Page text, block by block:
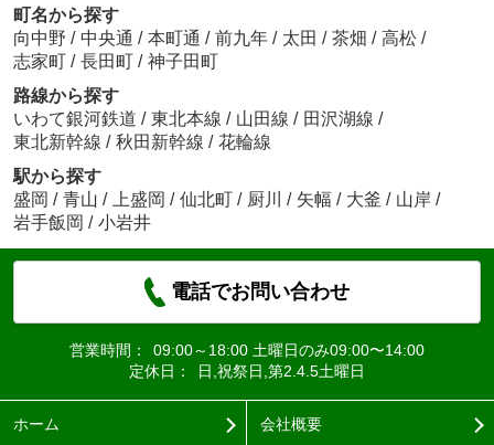
町名から探す
向中野 / 中央通 / 本町通 / 前九年 / 太田 / 茶畑 / 高松 /
志家町 / 長田町 / 神子田町
路線から探す
いわて銀河鉄道 / 東北本線 / 山田線 / 田沢湖線 /
東北新幹線 / 秋田新幹線 / 花輪線
駅から探す
盛岡 / 青山 / 上盛岡 / 仙北町 / 厨川 / 矢幅 / 大釜 / 山岸 /
岩手飯岡 / 小岩井
電話でお問い合わせ
営業時間：
09:00～18:00 土曜日のみ09:00〜14:00
定休日：
日,祝祭日,第2.4.5土曜日
ホーム 会社概要